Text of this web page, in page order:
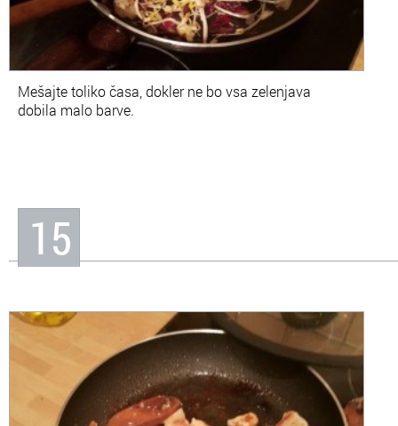
Mešajte toliko časa, dokler ne bo vsa zelenjava
dobila malo barve.
15